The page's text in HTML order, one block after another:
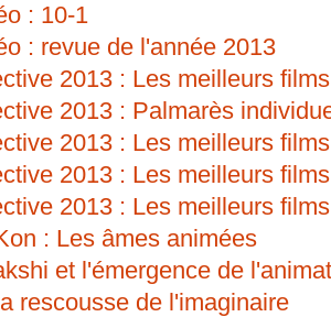
: 10-1
: revue de l'année 2013
2013 : Les meilleurs
2013 : Palmarès
2013 : Les meilleurs
2013 : Les meilleurs
2013 : Les meilleurs
: Les âmes animées
et l'émergence de
rescousse de l'imaginaire